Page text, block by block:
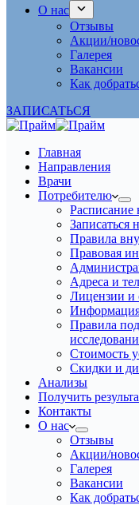
О нас
Отзывы
Акции/
Галерея
Вакансии
Как
ЗАПИСАТЬСЯ
Главная
Направления
Врачи
Потребителю
Расписание
Записаться
Правила
Правовая
Адреса и
Лицензии и
Правила
Стоимость
Скидки и
Анализы
Получить
Контакты
О нас
Отзывы
Акции/
Галерея
Вакансии
Как